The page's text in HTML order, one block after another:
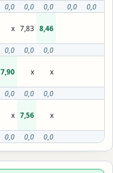
0,0
0,0 0,0 0,0 0,0
x 7,83 8,46
0,0 0,0 0,0
7,90 x x
0,0 0,0 0,0
x 7,56 x
0,0 0,0 0,0